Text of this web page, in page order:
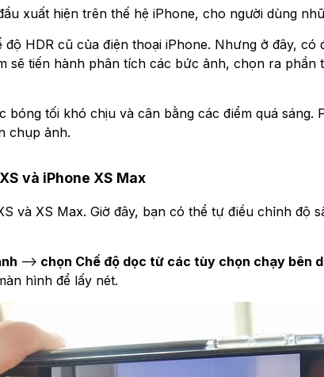
xuất hiện trên thế hệ iPhone, cho người dùng
HDR cũ của điện thoại iPhone. Nhưng ở đây,
sẽ tiến hành phân tích các bức ảnh, chọn ra
bóng tối khó chịu và cân bằng các điểm quá
chụp ảnh.
và iPhone XS Max
và XS Max. Giờ đây, bạn có thể tự điều chỉnh độ
--> chọn Chế độ dọc từ các tùy chọn chạy bên
hình để lấy nét.